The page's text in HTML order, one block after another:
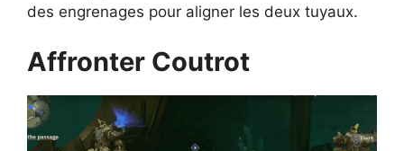
des engrenages pour aligner les deux tuyaux.
Affronter Coutrot